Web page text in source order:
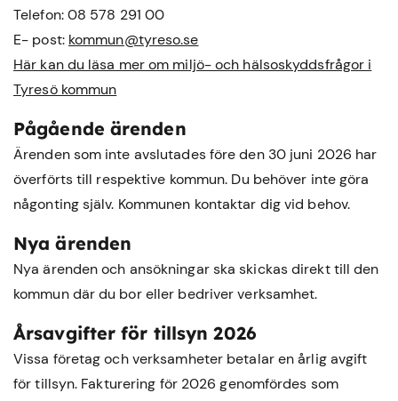
Telefon: 08 578 291 00
E- post: kommun@tyreso.se
Här kan du läsa mer om miljö- och hälsoskyddsfrågor i
Tyresö kommun
Pågående ärenden
Ärenden som inte avslutades före den 30 juni 2026 har
överförts till respektive kommun. Du behöver inte göra
någonting själv. Kommunen kontaktar dig vid behov.
Nya ärenden
Nya ärenden och ansökningar ska skickas direkt till den
kommun där du bor eller bedriver verksamhet.
Årsavgifter för tillsyn 2026
Vissa företag och verksamheter betalar en årlig avgift
för tillsyn. Fakturering för 2026 genomfördes som